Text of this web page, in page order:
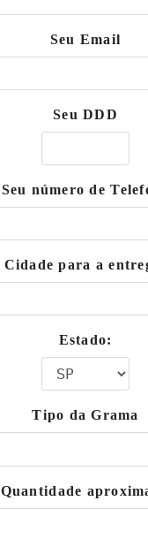
Seu Email
Seu DDD
Seu número de
Cidade para a
Estado:
Tipo da Grama
Quantidade